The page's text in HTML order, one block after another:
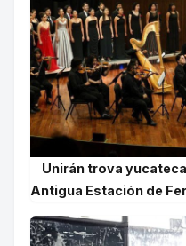
Unirán trova
Antigua Estación de